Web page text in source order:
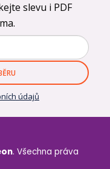
slevu i PDF
údajů
. Všechna práva